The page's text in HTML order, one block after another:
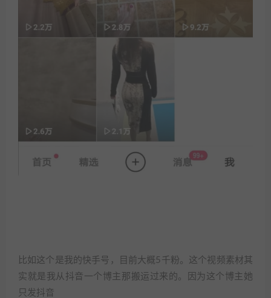
比如这个是我的快手号，目前大概5千粉。这个视频素材其
实就是我从抖音一个博主那搬运过来的。因为这个博主她
只发抖音